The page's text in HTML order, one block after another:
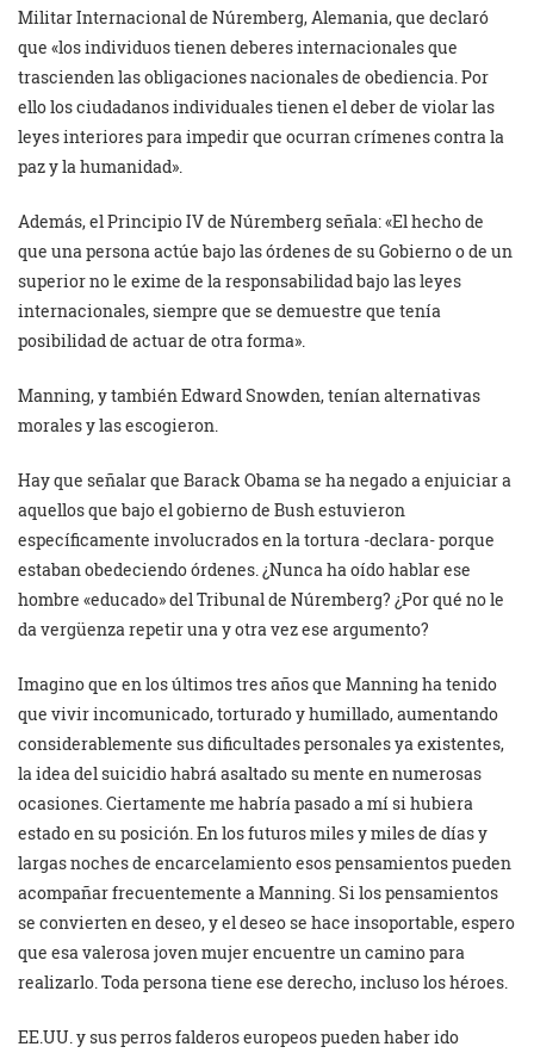
Militar Internacional de Núremberg, Alemania, que declaró
que «los individuos tienen deberes internacionales que
trascienden las obligaciones nacionales de obediencia. Por
ello los ciudadanos individuales tienen el deber de violar las
leyes interiores para impedir que ocurran crímenes contra la
paz y la humanidad».
Además, el Principio IV de Núremberg señala: «El hecho de
que una persona actúe bajo las órdenes de su Gobierno o de un
superior no le exime de la responsabilidad bajo las leyes
internacionales, siempre que se demuestre que tenía
posibilidad de actuar de otra forma».
Manning, y también Edward Snowden, tenían alternativas
morales y las escogieron.
Hay que señalar que Barack Obama se ha negado a enjuiciar a
aquellos que bajo el gobierno de Bush estuvieron
específicamente involucrados en la tortura -declara- porque
estaban obedeciendo órdenes. ¿Nunca ha oído hablar ese
hombre «educado» del Tribunal de Núremberg? ¿Por qué no le
da vergüenza repetir una y otra vez ese argumento?
Imagino que en los últimos tres años que Manning ha tenido
que vivir incomunicado, torturado y humillado, aumentando
considerablemente sus dificultades personales ya existentes,
la idea del suicidio habrá asaltado su mente en numerosas
ocasiones. Ciertamente me habría pasado a mí si hubiera
estado en su posición. En los futuros miles y miles de días y
largas noches de encarcelamiento esos pensamientos pueden
acompañar frecuentemente a Manning. Si los pensamientos
se convierten en deseo, y el deseo se hace insoportable, espero
que esa valerosa joven mujer encuentre un camino para
realizarlo. Toda persona tiene ese derecho, incluso los héroes.
EE.UU. y sus perros falderos europeos pueden haber ido